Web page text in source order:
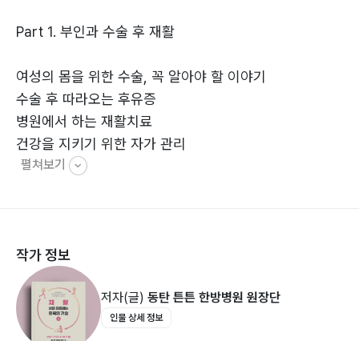
2권은 척추와 골절 회복을 주제로, 목과 허리, 그리고 부
자세와 균형 회복, 병원 재활과 자가운동을 연결하는 방법
을 통해 통증을 넘어서는 길을 알려 준다.
3권은 부인과와 암 수술 후 재활을 집중적으로 다룬다. 유
방암, 위암, 대장암, 갑상선암, 폐암 등 주요 암 수술 뒤 나
이 책은 환자와 보호자가 실제 상황에서 바로 펼쳐 볼 수
있는 회복의 지도가 된다. 각 권은 수술 부위와 시기에 맞
춘 목표와 운동법, 주의사항을 명확하게 정리하여 재활 일
Part 1. 부인과 수술 후 재활
여성의 몸을 위한 수술, 꼭 알아야 할 이야기
수술 후 따라오는 후유증
병원에서 하는 재활치료
건강을 지키기 위한 자가 관리
〈부인과 수술 후 시기별 재활과정 한눈에 보기〉
[갑상선암 편]
갑상선암 수술 적응증과 방법
수술 후 따라오는 후유증
펼쳐보기
작가 정보
저자(글) 동탄 튼튼 한방병원 원장단
인물 상세 정보